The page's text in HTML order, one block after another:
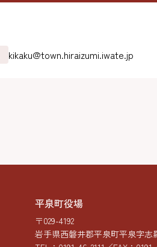
kikaku@town.hiraizumi.iwate.jp
平泉町役場
〒029-4192
岩手県西磐井郡平泉町平泉字志